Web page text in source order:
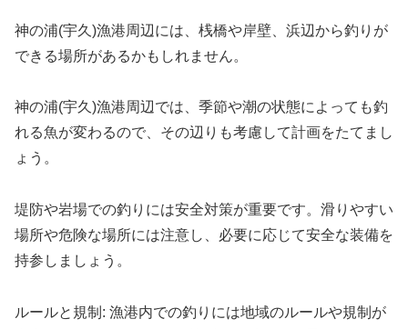
神の浦(宇久)漁港周辺には、桟橋や岸壁、浜辺から釣りが
できる場所があるかもしれません。
神の浦(宇久)漁港周辺では、季節や潮の状態によっても釣
れる魚が変わるので、その辺りも考慮して計画をたてまし
ょう。
堤防や岩場での釣りには安全対策が重要です。滑りやすい
場所や危険な場所には注意し、必要に応じて安全な装備を
持参しましょう。
ルールと規制: 漁港内での釣りには地域のルールや規制が